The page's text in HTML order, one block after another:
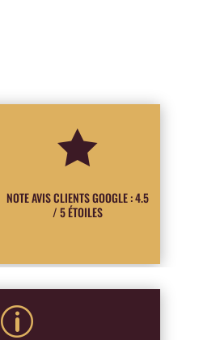

NOTE AVIS CLIENTS GOOGLE : 4.5
/ 5 ÉTOILES
p